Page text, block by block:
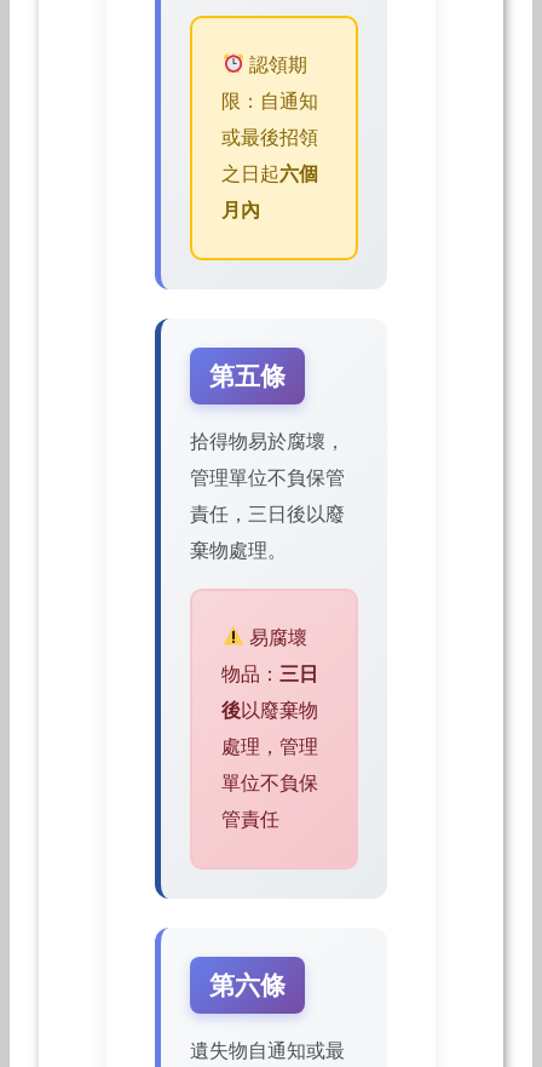
認領期
限：自通知
或最後招領
之日起六個
月內
第五條
拾得物易於腐壞，
管理單位不負保管
責任，三日後以廢
棄物處理。
易腐壞
物品： 三日
後以廢棄物
處理，管理
單位不負保
管責任
第六條
遺失物自通知或最